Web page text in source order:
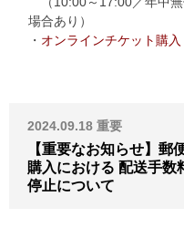
場合あり）
・ オンラインチケット購入
2024.09.18 重要
【重要なお知らせ】郵
購入における 配送手数
停止について